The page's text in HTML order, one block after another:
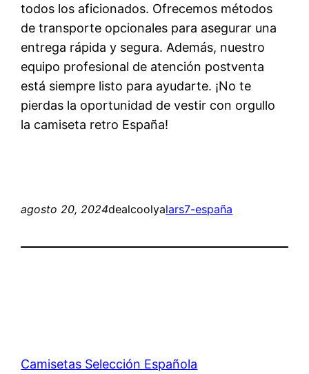
todos los aficionados. Ofrecemos métodos
de transporte opcionales para asegurar una
entrega rápida y segura. Además, nuestro
equipo profesional de atención postventa
está siempre listo para ayudarte. ¡No te
pierdas la oportunidad de vestir con orgullo
la camiseta retro España!
agosto 20, 2024dealcoolyalars7-españa
Camisetas Selección Española